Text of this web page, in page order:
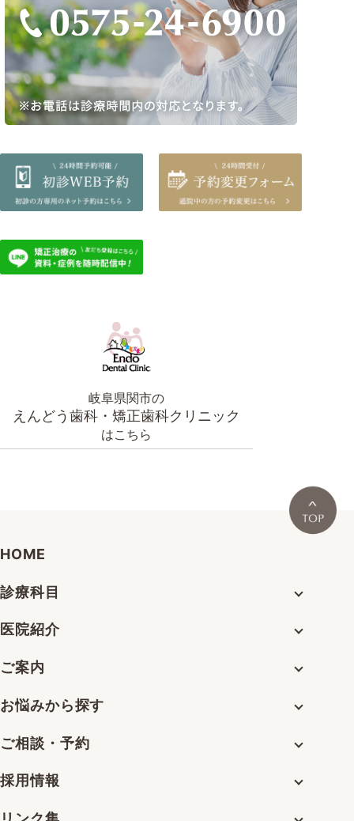
岐阜県関市の
えんどう歯科・矯正歯科クリニック
はこちら
HOME
診療科目
医院紹介
ご案内
お悩みから探す
ご相談・予約
採用情報